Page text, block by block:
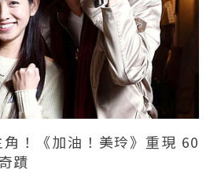
！《加油！美玲》重現 60
蹟